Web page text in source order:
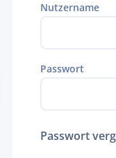
Nutzername
Passwort
Passwort